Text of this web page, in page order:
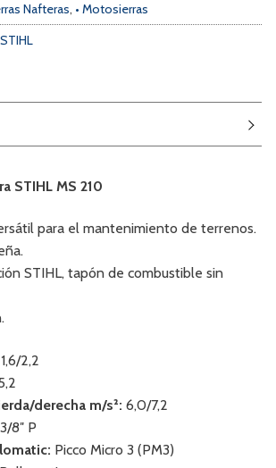
Nafteras, • Motosierras
STIHL MS 210
para el mantenimiento de terrenos.
STIHL, tapón de combustible sin
1,6/2,2
derecha m/s²: 6,0/7,2
3/8″ P
Picco Micro 3 (PM3)